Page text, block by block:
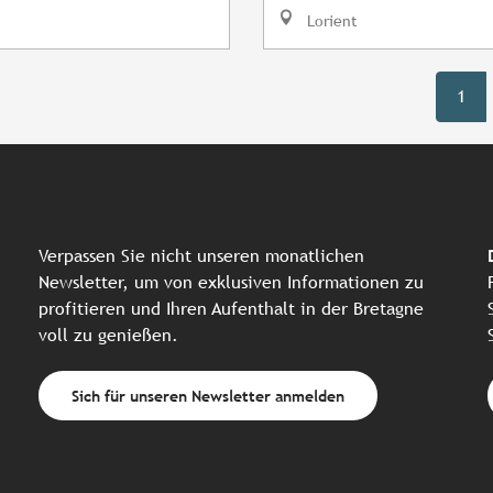
Lorient
1
Verpassen Sie nicht unseren monatlichen
Newsletter, um von exklusiven Informationen zu
profitieren und Ihren Aufenthalt in der Bretagne
voll zu genießen.
Sich für unseren Newsletter anmelden